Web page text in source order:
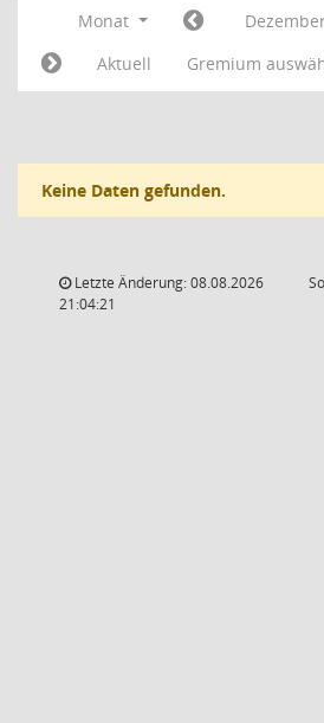
Monat
Aktuell
Gremium
Keine Daten gefunden.
Letzte Änderung: 08.08.2026
21:04:21